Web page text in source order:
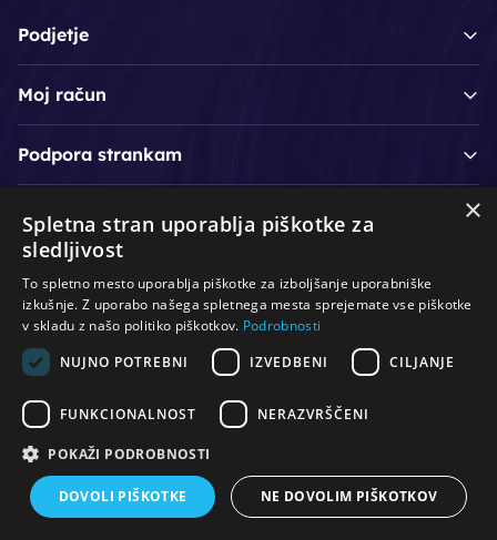
Podjetje
Moj račun
Podpora strankam
Lasje & nega las Roke & nohti /
Oprema za salone / Čistoča & zaščita / Ostalo
×
Spletna stran uporablja piškotke za
sledljivost
To spletno mesto uporablja piškotke za izboljšanje uporabniške
izkušnje. Z uporabo našega spletnega mesta sprejemate vse piškotke
v skladu z našo politiko piškotkov. Podrobnosti
NUJNO POTREBNI
IZVEDBENI CILJANJE
FUNKCIONALNOST NERAZVRŠČENI
POKAŽI PODROBNOSTI
DOVOLI PIŠKOTKE NE DOVOLIM PIŠKOTKOV